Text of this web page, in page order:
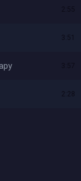
3:51
2:28